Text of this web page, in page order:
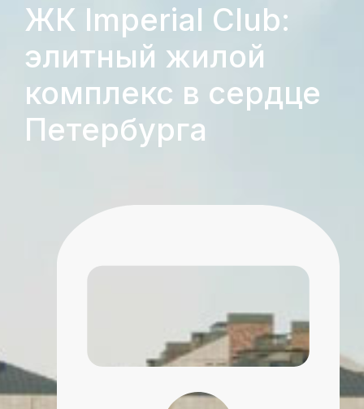
ЖК Imperial Club:
элитный жилой
комплекс в сердце
Петербурга